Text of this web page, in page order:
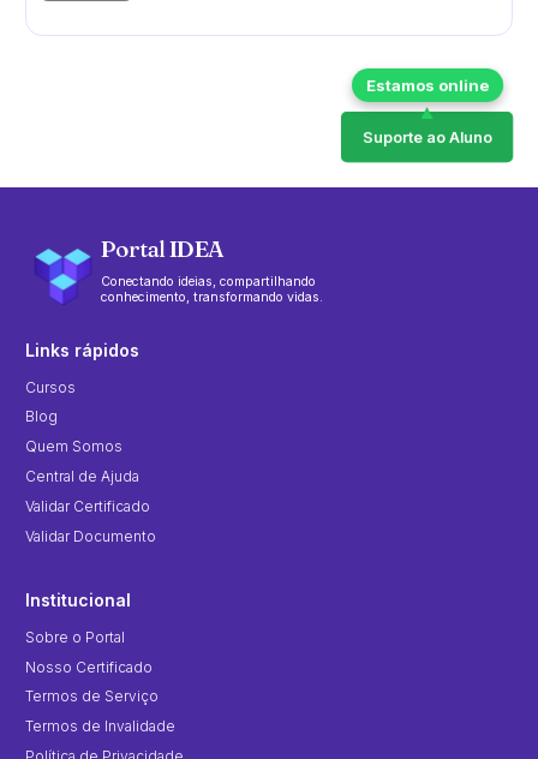
Suporte ao Aluno
Portal IDEA
Conectando ideias, compartilhando
conhecimento, transformando vidas.
Links rápidos
Cursos
Blog
Quem Somos
Central de Ajuda
Validar Certificado
Validar Documento
Institucional
Sobre o Portal
Nosso Certificado
Termos de Serviço
Termos de Invalidade